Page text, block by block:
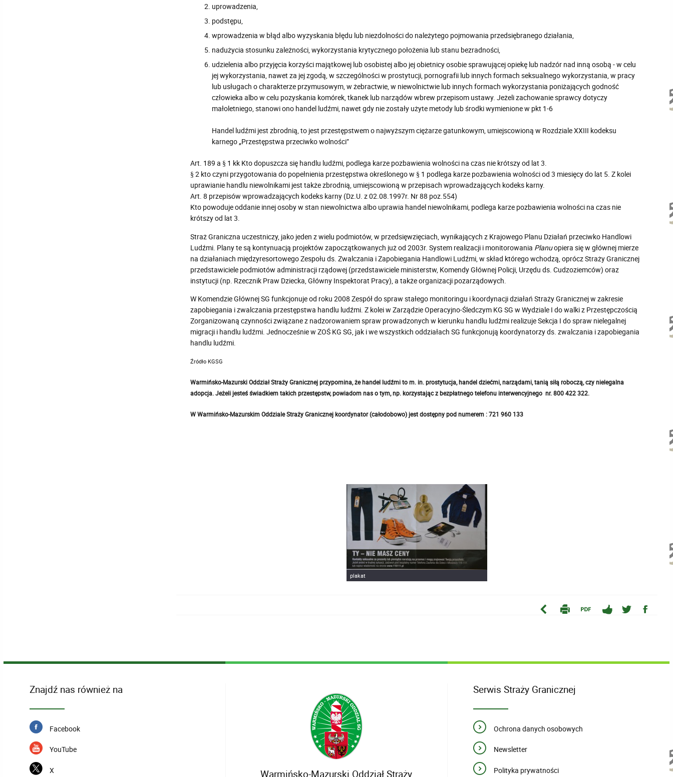
uprowadzenia,
podstępu,
wprowadzenia w błąd albo wyzyskania błędu lub niezdolności do należytego pojmowania przedsiębranego działania,
nadużycia stosunku zależności, wykorzystania krytycznego położenia lub stanu bezradności,
udzielenia albo przyjęcia korzyści majątkowej lub osobistej albo jej obietnicy osobie sprawującej opiekę lub nadzór nad inną osobą - w celu
jej wykorzystania, nawet za jej zgodą, w szczególności w prostytucji, pornografii lub innych formach seksualnego wykorzystania, w pracy
lub usługach o charakterze przymusowym, w żebractwie, w niewolnictwie lub innych formach wykorzystania poniżających godność
człowieka albo w celu pozyskania komórek, tkanek lub narządów wbrew przepisom ustawy. Jeżeli zachowanie sprawcy dotyczy
małoletniego, stanowi ono handel ludźmi, nawet gdy nie zostały użyte metody lub środki wymienione w pkt 1-6
Handel ludźmi jest zbrodnią, to jest przestępstwem o najwyższym ciężarze gatunkowym, umiejscowioną w Rozdziale XXIII kodeksu
karnego „Przestępstwa przeciwko wolności”
Art. 189 a § 1 kk Kto dopuszcza się handlu ludźmi, podlega karze pozbawienia wolności na czas nie krótszy od lat 3.
§ 2 kto czyni przygotowania do popełnienia przestępstwa określonego w § 1 podlega karze pozbawienia wolności od 3 miesięcy do lat 5. Z kolei
uprawianie handlu niewolnikami jest także zbrodnią, umiejscowioną w przepisach wprowadzających kodeks karny.
Art. 8 przepisów wprowadzających kodeks karny (Dz.U. z 02.08.1997r. Nr 88 poz.554)
Kto powoduje oddanie innej osoby w stan niewolnictwa albo uprawia handel niewolnikami, podlega karze pozbawienia wolności na czas nie
krótszy od lat 3.
Straż Graniczna uczestniczy, jako jeden z wielu podmiotów, w przedsięwzięciach, wynikających z Krajowego Planu Działań przeciwko Handlowi
Ludźmi. Plany te są kontynuacją projektów zapoczątkowanych już od 2003r. System realizacji i monitorowania Planuopiera się w głównej mierze
na działaniach międzyresortowego Zespołu ds. Zwalczania i Zapobiegania Handlowi Ludźmi, w skład którego wchodzą, oprócz Straży Granicznej
przedstawiciele podmiotów administracji rządowej (przedstawiciele ministerstw, Komendy Głównej Policji, Urzędu ds. Cudzoziemców) oraz
instytucji (np. Rzecznik Praw Dziecka, Główny Inspektorat Pracy), a także organizacji pozarządowych.
W Komendzie Głównej SG funkcjonuje od roku 2008 Zespół do spraw stałego monitoringu i koordynacji działań Straży Granicznej w zakresie
zapobiegania i zwalczania przestępstwa handlu ludźmi. Z kolei w Zarządzie Operacyjno-Śledczym KG SG w Wydziale I do walki z Przestępczością
Zorganizowaną czynności związane z nadzorowaniem spraw prowadzonych w kierunku handlu ludźmi realizuje Sekcja I do spraw nielegalnej
migracji i handlu ludźmi. Jednocześnie w ZOŚ KG SG, jak i we wszystkich oddziałach SG funkcjonują koordynatorzy ds. zwalczania i zapobiegania
handlu ludźmi.
Źródło KGSG
Warmińsko-Mazurski Oddział Straży Granicznej przypomina, że handel ludźmi to m. in. prostytucja, handel dziećmi, narządami, tanią siłą roboczą, czy nielegalna
adopcja. Jeżeli jesteś świadkiem takich przestępstw, powiadom nas o tym, np. korzystając z bezpłatnego telefonu interwencyjnego nr. 800 422 322.
W Warmińsko-Mazurskim Oddziale Straży Granicznej koordynator (całodobowo) jest dostępny pod numerem : 721 960 133
plakat
Znajdź nas również na
Facebook
YouTube
X Warmińsko-Mazurski Oddział Straży
Serwis Straży Granicznej
Ochrona danych osobowych
Newsletter
Polityka prywatności